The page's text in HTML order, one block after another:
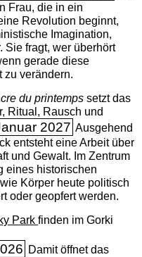
Frau, die in ein
Revolution beginnt,
Imagination,
Sie fragt, wer überhört
gerade diese
zu verändern.
du printempssetzt das
Ritual, Rausch und
2027 Ausgehend
entsteht eine Arbeit über
und Gewalt. Im Zentrum
eines historischen
Körper heute politisch
oder geopfert werden.
Park finden im Gorki
Damit öffnet das